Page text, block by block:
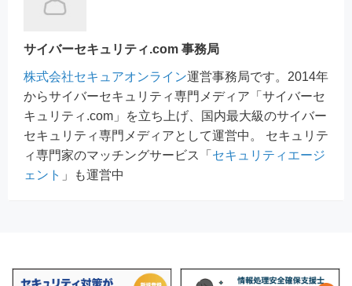
サイバーセキュリティ.com 事務局
株式会社セキュアオンライン運営事務局です。2014年
からサイバーセキュリティ専門メディア「サイバーセ
キュリティ.com」を立ち上げ、国内最大級のサイバー
セキュリティ専門メディアとして運営中。 セキュリテ
ィ専門家のマッチングサービス「 セキュリティエージ
ェント 」も運営中